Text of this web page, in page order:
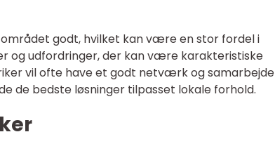
godt, hvilket kan være en stor fordel i
og udfordringer, der kan være karakteristiske
vil ofte have et godt netværk og samarbejde
de bedste løsninger tilpasset lokale forhold.